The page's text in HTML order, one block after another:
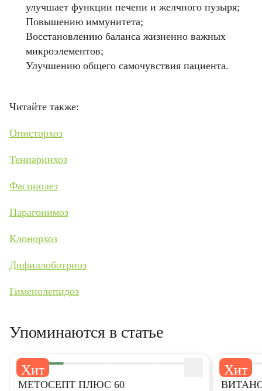
улучшает функции печени и желчного пузыря;
Повышению иммунитета;
Восстановлению баланса жизненно важных
микроэлементов;
Улучшению общего самочувствия пациента.
Читайте также:
Описторхоз
Тениаринхоз
Фасциолез
Парагонимоз
Клонорхоз
Дифиллоботриоз
Гименолепидоз
Упоминаются в статье
Хит
5,0
МЕТОСЕПТ ПЛЮС 60
Хит
5,0
ОТМЕНИТЬ
ОТМЕНИТЬ